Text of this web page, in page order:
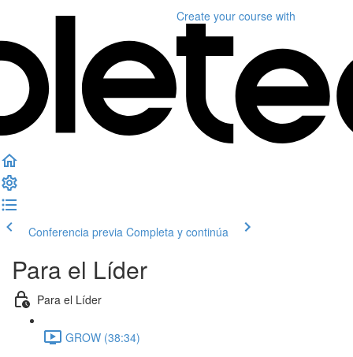
Create your course with
Conferencia previa Completa y continúa
Para el Líder
Para el Líder
GROW (38:34)